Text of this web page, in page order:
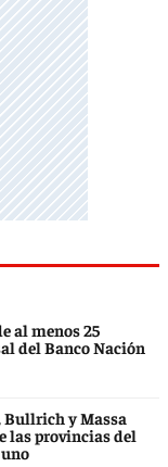
al menos 25
del Banco Nación
Bullrich y Massa
las provincias del